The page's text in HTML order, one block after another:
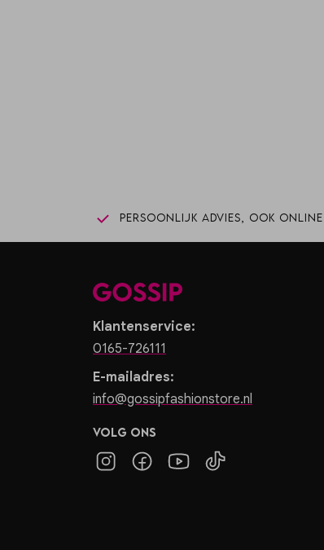
Persoonlijk advies, ook online
Klantenservice:
0165-726111
E-mailadres:
info@gossipfashionstore.nl
Volg ons